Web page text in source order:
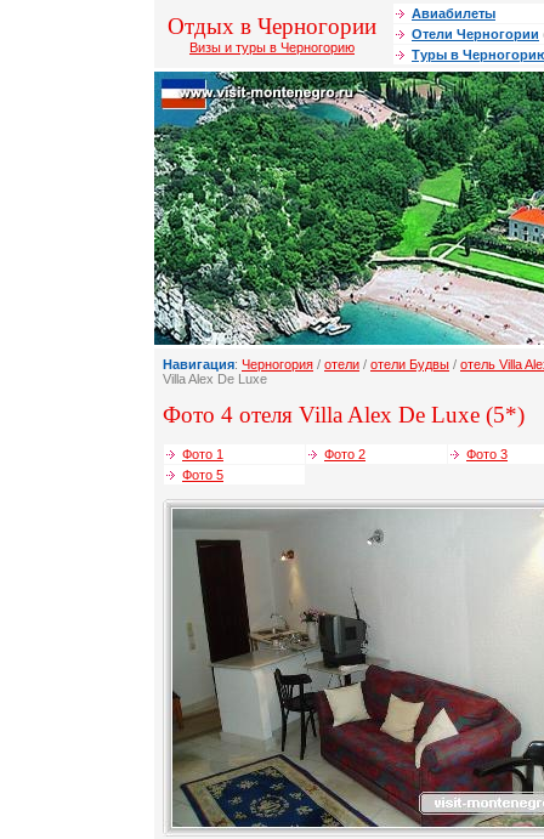
Отдых в Черногории
Визы и туры в Черногорию
Авиабилеты
Отели Черногории
Туры в
Навигация: Черногория / отели / отели Будвы / отель Villa
Villa Alex De Luxe
Фото 4 отеля Villa Alex De Luxe (5*)
Фото 1 Фото 2
Фото 3
Фото 5